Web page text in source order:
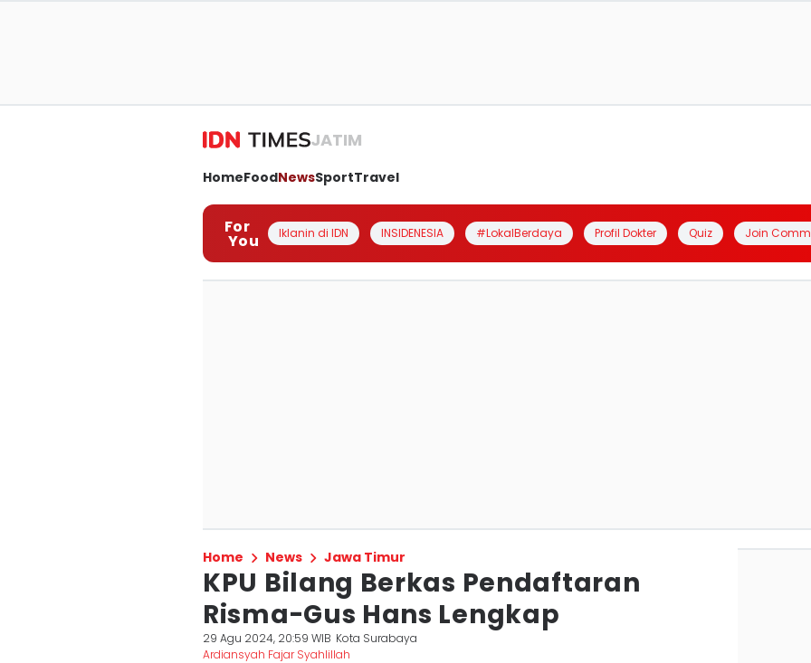
JATIM
HomeFoodNewsSportTravel
For
You Iklanin di IDN INSIDENESIA #LokalBerdaya Profil Dokter Quiz Join
Home News Jawa Timur
KPU Bilang Berkas Pendaftaran
Risma-Gus Hans Lengkap
29 Agu 2024, 20:59 WIB Kota Surabaya
Ardiansyah Fajar Syahlillah